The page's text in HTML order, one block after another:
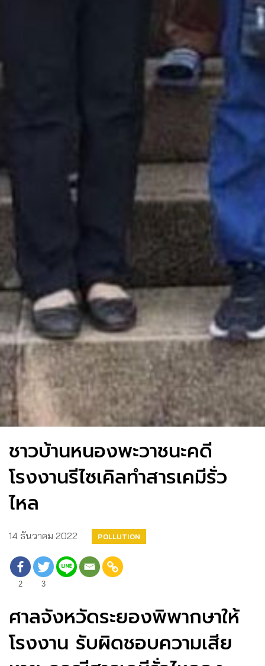
ชาวบ้านหนองพะวาชนะคดี
โรงงานรีไซเคิลทำสารเคมีรั่ว
ไหล
14 ธันวาคม 2022 POLLUTION
2 3
ศาลจังหวัดระยองพิพากษาให้
โรงงาน รับผิดชอบความเสีย